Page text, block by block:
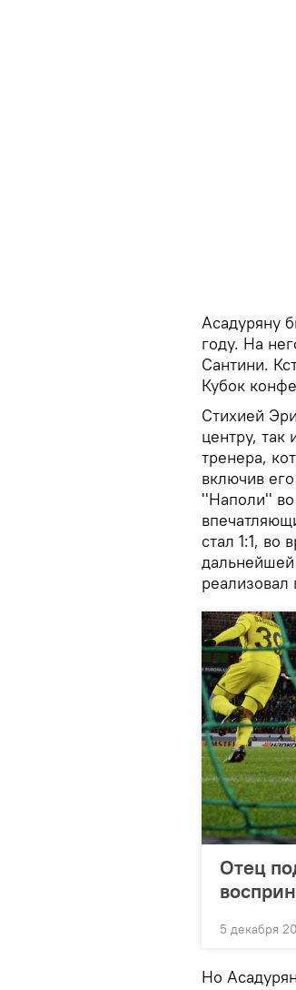
Асадуряну
году. На
Сантини.
Кубок
Стихией
центру, так
тренера,
включив
''Наполи''
стал 1:1,
реализовал
Отец
5 декабря
Но